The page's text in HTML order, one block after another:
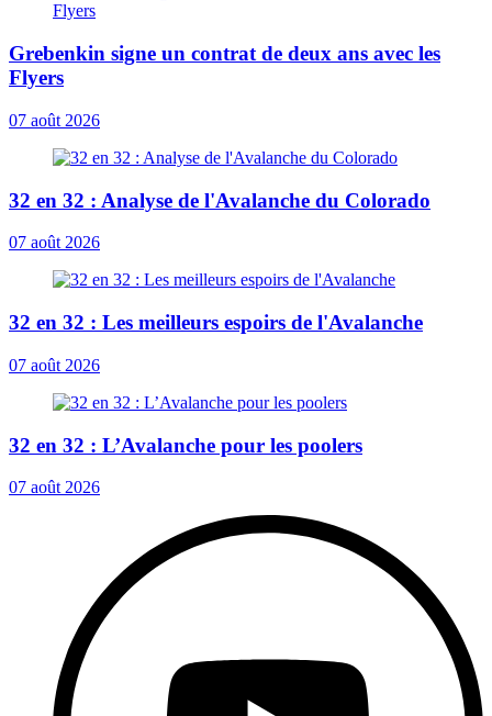
Grebenkin signe un contrat de deux ans avec les
Flyers
07 août 2026
32 en 32 : Analyse de l'Avalanche du Colorado
07 août 2026
32 en 32 : Les meilleurs espoirs de l'Avalanche
07 août 2026
32 en 32 : L’Avalanche pour les poolers
07 août 2026